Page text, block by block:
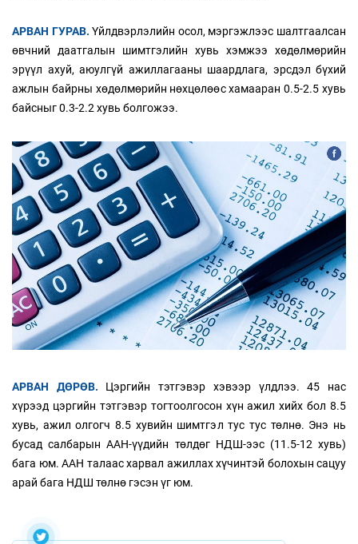
АРВАН ГУРАВ.Үйлдвэрлэлийн осол, мэргэжлээс шалтгаалсан
өвчний даатгалын шимтгэлийн хувь хэмжээ хөдөлмөрийн
эрүүл ахуй, аюулгүй ажиллагааны шаардлага, эрсдэл бүхий
ажлын байрны хөдөлмөрийн нөхцөлөөс хамааран 0.5-2.5 хувь
байсныг 0.3-2.2 хувь болгожээ.
АРВАН ДӨРӨВ. Цэргийн тэтгэвэр хэвээр үлдлээ. 45 нас
хүрээд цэргийн тэтгэвэр тогтоолгосон хүн ажил хийх бол 8.5
хувь, ажил олгогч 8.5 хувийн шимтгэл тус тус төлнө. Энэ нь
бусад салбарын ААН-үүдийн төлдөг НДШ-ээс (11.5-12 хувь)
бага юм. ААН талаас харвал ажиллах хүчинтэй болохын сацуу
арай бага НДШ төлнө гэсэн үг юм.